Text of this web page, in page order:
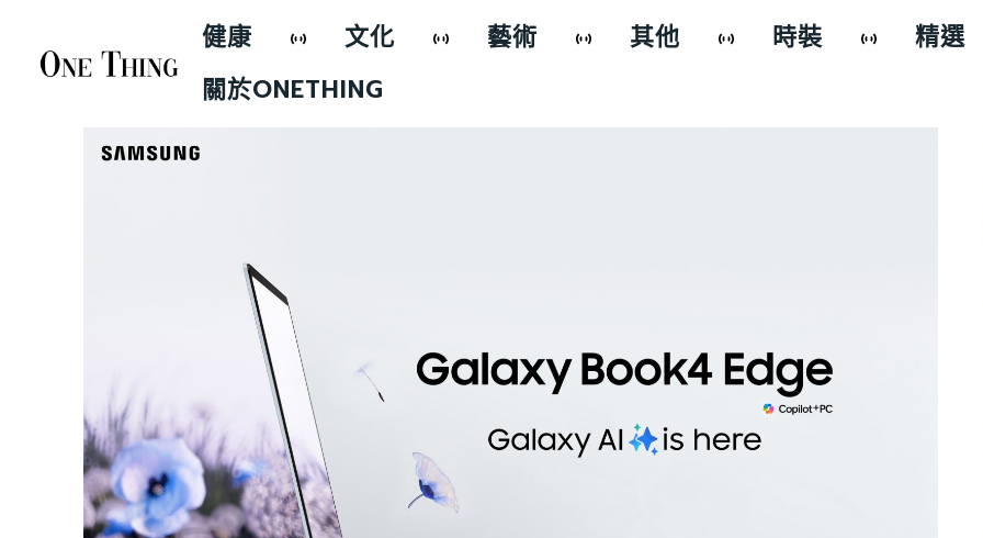
健康 文化 藝術 其他 時裝
精選
關於ONETHING